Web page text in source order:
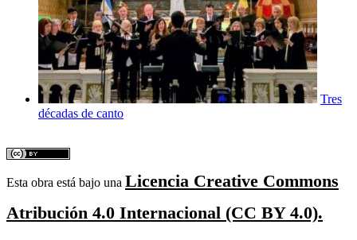
Tres
décadas de canto
Esta obra está bajo una Licencia Creative Commons
Atribución 4.0 Internacional (CC BY 4.0).